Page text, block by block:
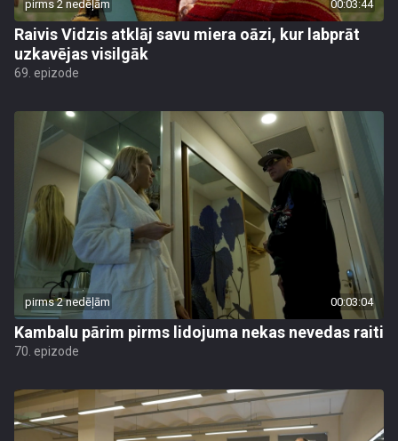
pirms 2 nedēļām 00:03:44
Raivis Vidzis atklāj savu miera oāzi, kur labprāt
uzkavējas visilgāk
69. epizode
pirms 2 nedēļām 00:03:04
Kambalu pārim pirms lidojuma nekas nevedas raiti
70. epizode